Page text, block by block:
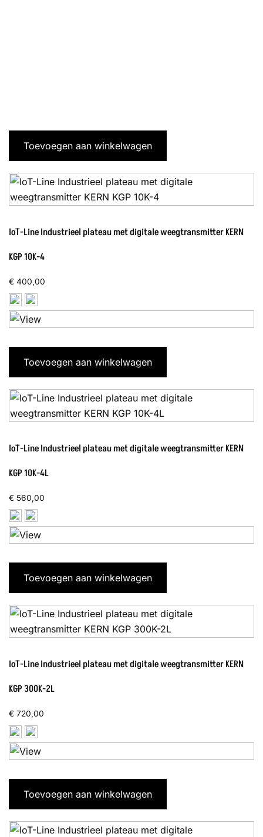
Toevoegen aan winkelwagen
IoT-Line Industrieel plateau met digitale weegtransmitter KERN
KGP 10K-4
€ 400,00
Toevoegen aan winkelwagen
IoT-Line Industrieel plateau met digitale weegtransmitter KERN
KGP 10K-4L
€ 560,00
Toevoegen aan winkelwagen
IoT-Line Industrieel plateau met digitale weegtransmitter KERN
KGP 300K-2L
€ 720,00
Toevoegen aan winkelwagen